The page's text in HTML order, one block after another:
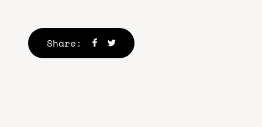
Share: